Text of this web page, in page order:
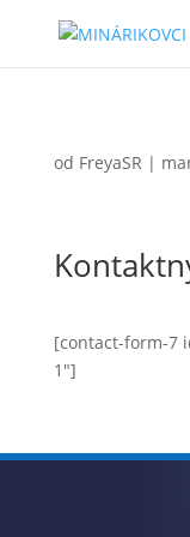
od FreyaSR |
[contact-form-7
1"]